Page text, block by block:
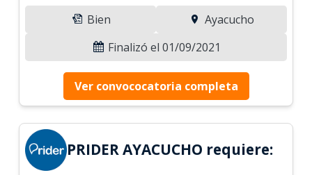
Bien
Ayacucho
Finalizó el 01/09/2021
Ver convococatoria completa
PRIDER AYACUCHO requiere: